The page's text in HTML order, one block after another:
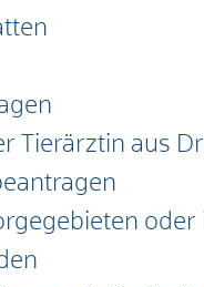
Tierärztin aus